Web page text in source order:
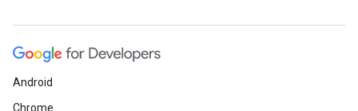
Android
Chrome